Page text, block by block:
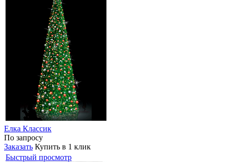
Елка Классик
По запросу
Заказать Купить в 1 клик
Быстрый просмотр